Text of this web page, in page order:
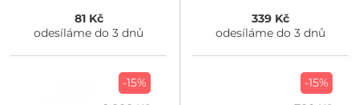
81 Kč
odesíláme do 3 dnů
339 Kč
odesíláme do 3 dnů
-15%
-15%